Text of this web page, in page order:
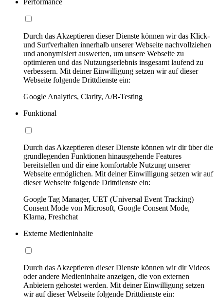
Performance
Durch das Akzeptieren dieser Dienste können wir das Klick-
und Surfverhalten innerhalb unserer Webseite nachvollziehen
und anonymisiert auswerten, um unsere Webseite zu
optimieren und das Nutzungserlebnis insgesamt laufend zu
verbessern. Mit deiner Einwilligung setzen wir auf dieser
Webseite folgende Drittdienste ein:
Google Analytics, Clarity, A/B-Testing
Funktional
Durch das Akzeptieren dieser Dienste können wir dir über die
grundlegenden Funktionen hinausgehende Features
bereitstellen und dir eine komfortable Nutzung unserer
Webseite ermöglichen. Mit deiner Einwilligung setzen wir auf
dieser Webseite folgende Drittdienste ein:
Google Tag Manager, UET (Universal Event Tracking)
Consent Mode von Microsoft, Google Consent Mode,
Klarna, Freshchat
Externe Medieninhalte
Durch das Akzeptieren dieser Dienste können wir dir Videos
oder andere Medieninhalte anzeigen, die von externen
Anbietern gehostet werden. Mit deiner Einwilligung setzen
wir auf dieser Webseite folgende Drittdienste ein: